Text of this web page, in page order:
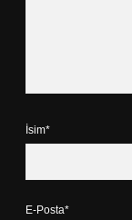
İsim*
E-Posta*